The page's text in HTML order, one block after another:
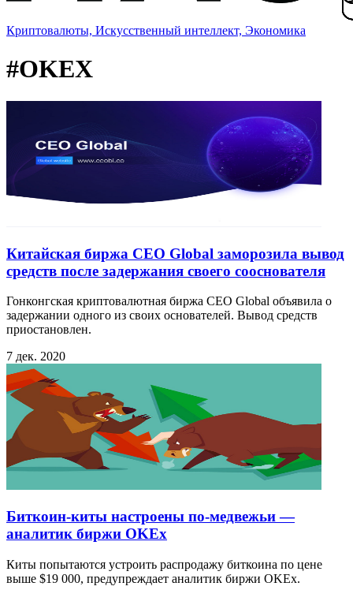
Криптовалюты, Искусственный интеллект, Экономика
#OKEX
Китайская биржа CEO Global заморозила вывод
средств после задержания своего сооснователя
Гонконгская криптовалютная биржа CEO Global объявила о
задержании одного из своих основателей. Вывод средств
приостановлен.
7 дек. 2020
Биткоин-киты настроены по-медвежьи —
аналитик биржи OKEx
Киты попытаются устроить распродажу биткоина по цене
выше $19 000, предупреждает аналитик биржи OKEx.